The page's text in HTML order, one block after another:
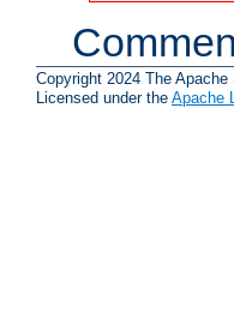
Copyright 2024 The
Licensed under the Apache